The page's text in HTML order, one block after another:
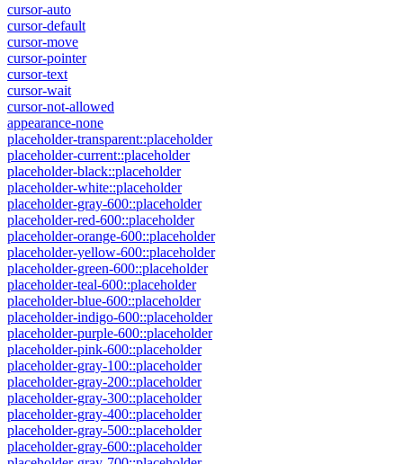
cursor-auto
cursor-default
cursor-move
cursor-pointer
cursor-text
cursor-wait
cursor-not-allowed
appearance-none
placeholder-transparent::placeholder
placeholder-current::placeholder
placeholder-black::placeholder
placeholder-white::placeholder
placeholder-gray-600::placeholder
placeholder-red-600::placeholder
placeholder-orange-600::placeholder
placeholder-yellow-600::placeholder
placeholder-green-600::placeholder
placeholder-teal-600::placeholder
placeholder-blue-600::placeholder
placeholder-indigo-600::placeholder
placeholder-purple-600::placeholder
placeholder-pink-600::placeholder
placeholder-gray-100::placeholder
placeholder-gray-200::placeholder
placeholder-gray-300::placeholder
placeholder-gray-400::placeholder
placeholder-gray-500::placeholder
placeholder-gray-600::placeholder